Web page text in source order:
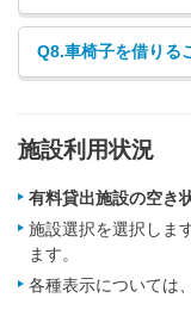
Q8.車椅子を借りる
施設利用状況
有料貸出施設の空き
施設選択を選択しま
ます。
各種表示については